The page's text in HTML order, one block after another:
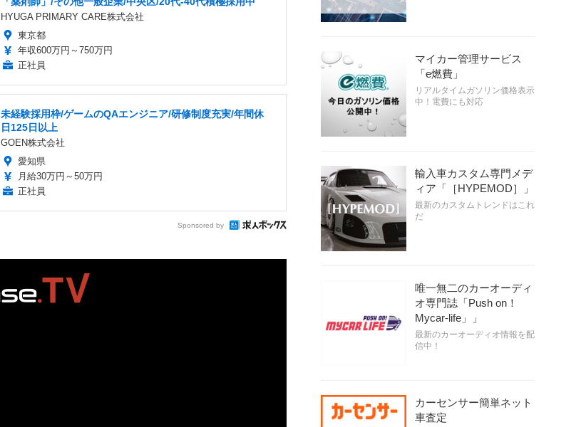
HYUGA PRIMARY CARE株式会社
東京都
年収600万円～750万円
正社員
未経験採用枠/ゲームのQAエンジニア/研修制度充実/年間休
日125日以上
GOEN株式会社
愛知県
月給30万円～50万円
正社員
Sponsored by
マイカー管理サービス
「e燃費」
リアルタイムガソリン価格表示
中！電費にも対応
輸入車カスタム専門メデ
ィア「［HYPEMOD］」
最新のカスタムトレンドはこれ
だ
唯一無二のカーオーディ
オ専門誌「Push on！
Mycar-life」」
最新のカーオーディオ情報を配
信中！
カーセンサー簡単ネット
車査定